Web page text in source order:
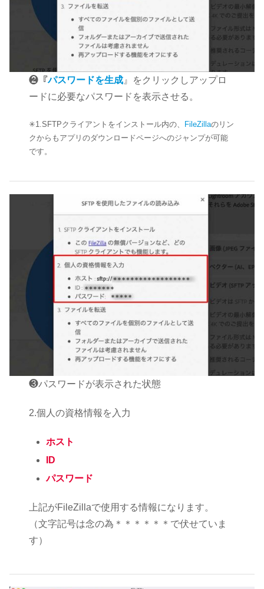
❷『パスワードを生成 』をクリックしアップロ
ードに必要なパスワードを表示させる。
✳︎1.SFTPクライアントをインストール内の、 FileZillaのリン
クからもアプリのダウンロードページへのジャンプが可能
です。
❸パスワードが表示された状態
2.個人の資格情報を入力
ホスト
ID
パスワード
上記がFileZillaで使用する情報になります。
（文字記号は念の為＊＊＊＊＊＊で伏せていま
す）